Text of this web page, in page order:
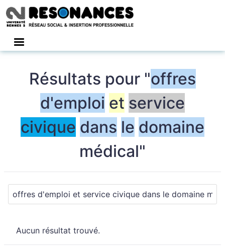
Résultats pour "offres
d'emploi et service
civique dans le domaine
médical"
Aucun résultat trouvé.